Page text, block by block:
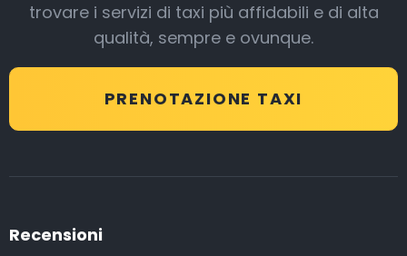
trovare i servizi di taxi più affidabili e di alta
qualità, sempre e ovunque.
PRENOTAZIONE TAXI
Recensioni